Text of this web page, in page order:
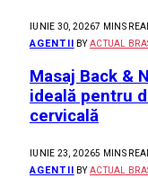
IUNIE 30, 20267 MINS
AGENTII BY ACTUAL
Masaj Back &
ideală pentru
cervicală
IUNIE 23, 20265 MINS
AGENTII BY ACTUAL